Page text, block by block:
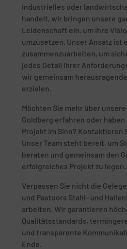
industrielles oder
handelt, wir bringen unsere
Leidenschaft ein, um Ihre
umzusetzen. Unser Ansatz ist
zusammenzuarbeiten, um
jedes Detail Ihrer
wir gemeinsam
erzielen.
Möchten Sie mehr über
Goldberg erfahren oder
Projekt im Sinn? Kontaktieren
Unser Team steht bereit, um
beraten und gemeinsam den
erfolgreiches Projekt zu legen.
Verpassen Sie nicht die
und Pastoors Stahl- und
arbeiten. Wir garantieren
Qualitätsstandards,
und transparente
Ende.